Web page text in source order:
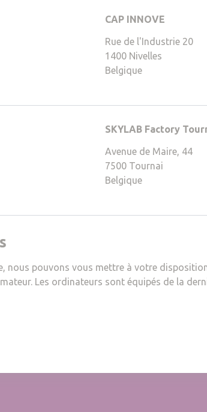
CAP INNOVE
Rue de l'Industrie 20
1400 Nivelles
Belgique
SKYLAB Factory
Avenue de Maire, 44
7500 Tournai
Belgique
pouvons vous mettre à votre
Les ordinateurs sont équipés de la